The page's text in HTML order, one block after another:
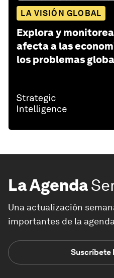
LA VISIÓN GLOBAL
Explora y
afecta a las
los problemas
La Agenda
Una actualización
importantes de la
Suscríbete